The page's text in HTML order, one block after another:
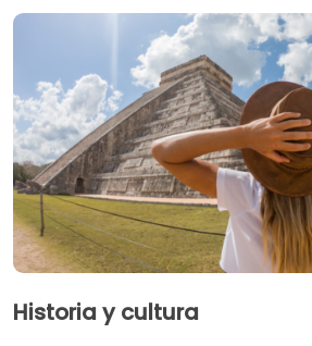
Historia y cultura